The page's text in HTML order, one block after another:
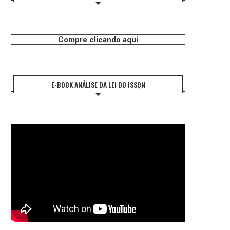
Compre clicando aqui
E-BOOK ANÁLISE DA LEI DO ISSQN